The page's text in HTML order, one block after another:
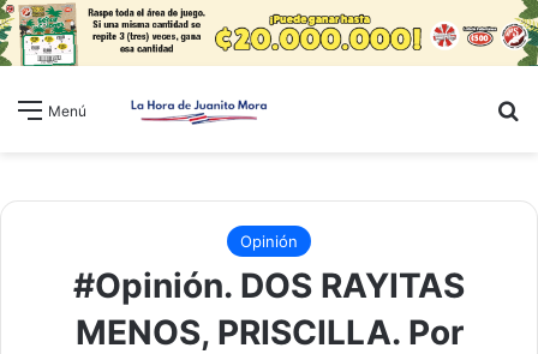
Menú
Opinión
#Opinión. DOS RAYITAS
MENOS, PRISCILLA. Por